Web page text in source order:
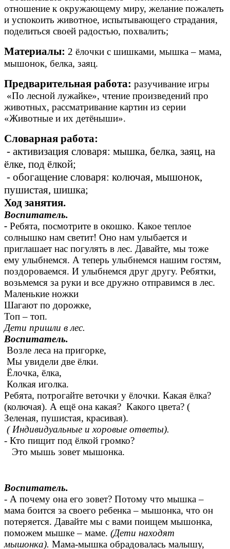
отношение к окружающему миру, желание пожалеть
и успокоить животное, испытывающего страдания,
поделиться своей радостью, похвалить;
Материалы: 2 ёлочки с шишками, мышка – мама,
мышонок, белка, заяц.
Предварительная работа: разучивание игры
«По лесной лужайке», чтение произведений про
животных, рассматривание картин из серии
«Животные и их детёныши».
Словарная работа:
- активизация словаря: мышка, белка, заяц, на
ёлке, под ёлкой;
- обогащение словаря: колючая, мышонок,
пушистая, шишка;
Ход занятия.
Воспитатель.
- Ребята, посмотрите в окошко. Какое теплое
солнышко нам светит! Оно нам улыбается и
приглашает нас погулять в лес. Давайте, мы тоже
ему улыбнемся. А теперь улыбнемся нашим гостям,
поздороваемся. И улыбнемся друг другу. Ребятки,
возьмемся за руки и все дружно отправимся в лес.
Маленькие ножки
Шагают по дорожке,
Топ – топ.
Дети пришли в лес.
Воспитатель.
Возле леса на пригорке,
Мы увидели две ёлки.
Ёлочка, ёлка,
Колкая иголка.
Ребята, потрогайте веточки у ёлочки. Какая ёлка?
(колючая). А ещё она какая? Какого цвета? (
Зеленая, пушистая, красивая).
( Индивидуальные и хоровые ответы).
- Кто пищит под ёлкой громко?
Это мышь зовет мышонка.
Воспитатель.
- А почему она его зовет? Потому что мышка –
мама боится за своего ребенка – мышонка, что он
потеряется. Давайте мы с вами поищем мышонка,
поможем мышке – маме. (Дети находят
мышонка). Мама-мышка обрадовалась малышу,